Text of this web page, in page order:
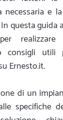
necessaria e
questa guida
realizzare
consigli
Ernesto.it.
di un
specifiche